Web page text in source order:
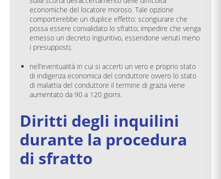
economiche del locatore moroso. Tale opzione
comporterebbe un duplice effetto: scongiurare che
possa essere convalidato lo sfratto; impedire che venga
emesso un decreto ingiuntivo, essendone venuti meno
i presupposti;
nell’eventualità in cui si accerti un vero e proprio stato
di indigenza economica del conduttore ovvero lo stato
di malattia del conduttore il termine di grazia viene
aumentato da 90 a 120 giorni.
Diritti degli inquilini
durante la procedura
di sfratto